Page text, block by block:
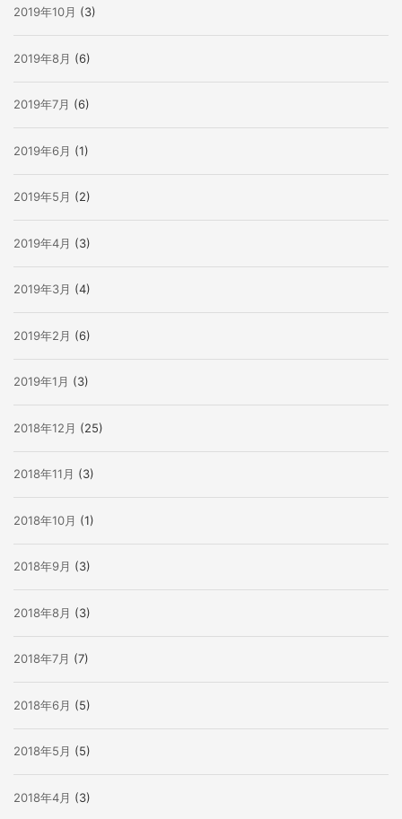
2019年10月 (3)
2019年8月 (6)
2019年7月 (6)
2019年6月 (1)
2019年5月 (2)
2019年4月 (3)
2019年3月 (4)
2019年2月 (6)
2019年1月 (3)
2018年12月 (25)
2018年11月 (3)
2018年10月 (1)
2018年9月 (3)
2018年8月 (3)
2018年7月 (7)
2018年6月 (5)
2018年5月 (5)
2018年4月 (3)